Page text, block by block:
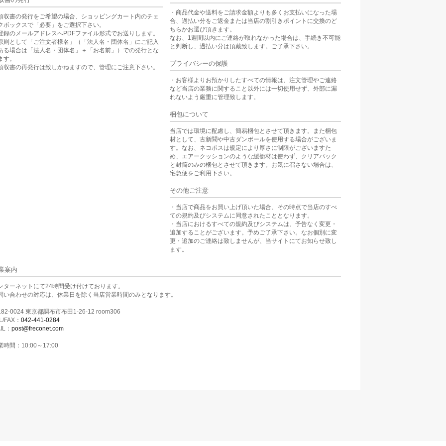
収書の発行をご希望の場合、ショッピングカート内のチェ
ボックスで「必要」をご選択下さい。
録のメールアドレスへPDFファイル形式でお送りします。
則として「ご注文者様名」（「法人名・団体名」にご記入
る場合は「法人名・団体名」＋「お名前」）での発行とな
す。
収書の再発行は致しかねますので、管理にご注意下さい。
・商品代金や送料をご請求金額よりも多くお支払いになった場
合、過払い分をご返金または当店の割引きポイントに交換のど
ちらかお選び頂きます。
なお、1週間以内にご連絡が取れなかった場合は、手続き不可能
と判断し、過払い分は頂戴致します。ご了承下さい。
プライバシーの保護
・お客様よりお預かりしたすべての情報は、注文管理やご連絡
など当店の業務に関すること以外には一切使用せず、外部に漏
れないよう厳重に管理致します。
梱包について
当店では環境に配慮し、簡易梱包とさせて頂きます。また梱包
材として、古新聞や中古ダンボールを使用する場合がございま
す。なお、ネコポスは規定により厚さに制限がございますた
め、エアークッションのような緩衝材は使わず、クリアパック
と封筒のみの梱包とさせて頂きます。お気に召さない場合は、
宅急便をご利用下さい。
その他ご注意
・当店で商品をお買い上げ頂いた場合、その時点で当店のすべ
ての規約及びシステムに同意されたこととなります。
・当店におけるすべての規約及びシステムは、予告なく変更・
追加することがございます。予めご了承下さい。なお個別に変
更・追加のご連絡は致しませんが、当サイトにてお知らせ致し
ます。
案内
ターネットにて24時間受け付けております。
い合わせの対応は、休業日を除く当店営業時間のみとなります。
0024 東京都調布市布田1-26-12 room306
FAX： 042-441-0284
： post@freconet.com
時間：10:00～17:00